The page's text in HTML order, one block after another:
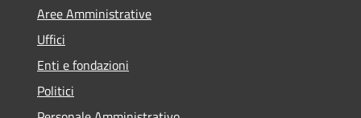
Aree Amministrative
Uffici
Enti e fondazioni
Politici